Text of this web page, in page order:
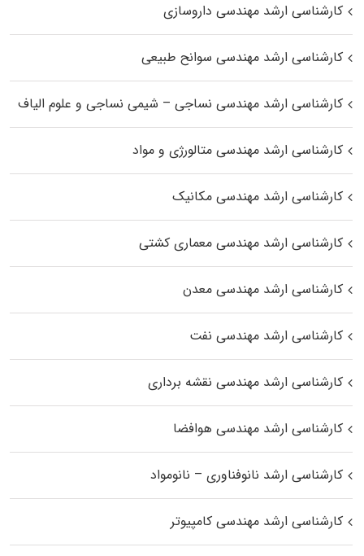
کارشناسی ارشد مهندسی داروسازی
کارشناسی ارشد مهندسی سوانح طبیعی
کارشناسی ارشد مهندسی نساجی – شیمی نساجی و علوم الیاف
کارشناسی ارشد مهندسی متالورژی و مواد
کارشناسی ارشد مهندسی مکانیک
کارشناسی ارشد مهندسی معماری کشتی
کارشناسی ارشد مهندسی معدن
کارشناسی ارشد مهندسی نفت
کارشناسی ارشد مهندسی نقشه برداری
کارشناسی ارشد مهندسی هوافضا
کارشناسی ارشد نانوفناوری – نانومواد
کارشناسی ارشد مهندسی کامپیوتر